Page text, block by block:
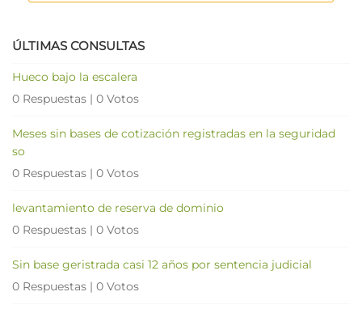
ÚLTIMAS CONSULTAS
Hueco bajo la escalera
0 Respuestas | 0 Votos
Meses sin bases de cotización registradas en la seguridad
so
0 Respuestas | 0 Votos
levantamiento de reserva de dominio
0 Respuestas | 0 Votos
Sin base geristrada casi 12 años por sentencia judicial
0 Respuestas | 0 Votos